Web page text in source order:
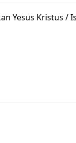
Yesus Kristus /